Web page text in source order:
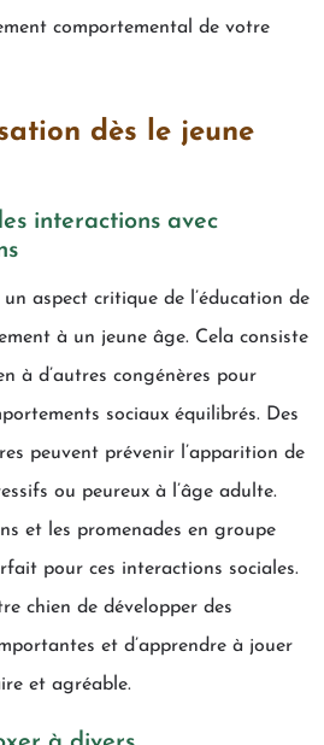
comportemental de votre
dès le jeune
interactions avec
aspect critique de l’éducation de
à un jeune âge. Cela consiste
à d’autres congénères pour
sociaux équilibrés. Des
peuvent prévenir l’apparition de
ou peureux à l’âge adulte.
et les promenades en groupe
pour ces interactions sociales.
chien de développer des
et d’apprendre à jouer
et agréable.